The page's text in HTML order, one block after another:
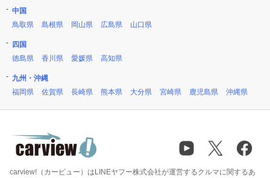
中国
鳥取県
島根県 岡山県 広島県 山口県
四国
徳島県
香川県 愛媛県 高知県
九州・沖縄
福岡県
佐賀県 長崎県 熊本県 大分県 宮崎県 鹿児島県 沖縄県
carview!（カービュー）はLINEヤフー株式会社が運営するクルマに関するあ